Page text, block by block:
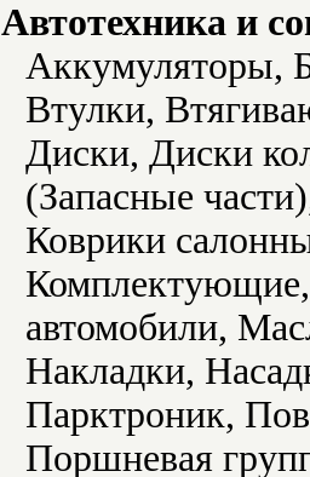
Автотехника и
Аккумуляторы,
Втулки,
Диски, Диски
(Запасные
Коврики
автомобили,
Накладки,
Парктроник,
Поршневая